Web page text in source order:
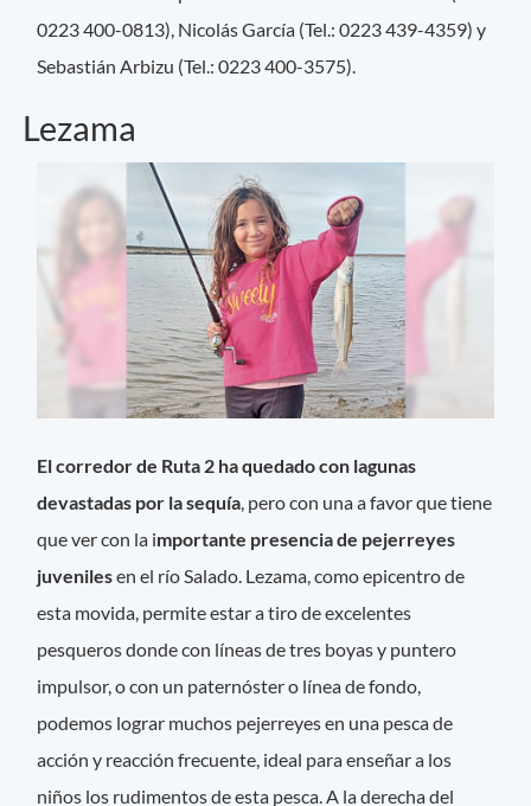
0223 400-0813), Nicolás García (Tel.: 0223 439-4359) y
Sebastián Arbizu (Tel.: 0223 400-3575).
Lezama
El corredor de Ruta 2 ha quedado con lagunas
devastadas por la sequía, pero con una a favor que tiene
que ver con la importante presencia de pejerreyes
juvenilesen el río Salado. Lezama, como epicentro de
esta movida, permite estar a tiro de excelentes
pesqueros donde con líneas de tres boyas y puntero
impulsor, o con un paternóster o línea de fondo,
podemos lograr muchos pejerreyes en una pesca de
acción y reacción frecuente, ideal para enseñar a los
niños los rudimentos de esta pesca. A la derecha del